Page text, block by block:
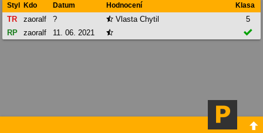
Styl Kdo Datum Hodnocení Klasa
TR zaoralf ?  Vlasta Chytil
5
RP
zaoralf 11. 06. 2021  
